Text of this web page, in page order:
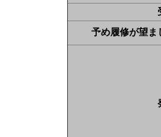
予め履修が望ま